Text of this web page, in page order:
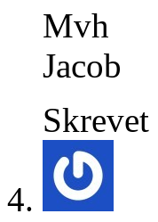
Mvh
Jacob
Skrevet